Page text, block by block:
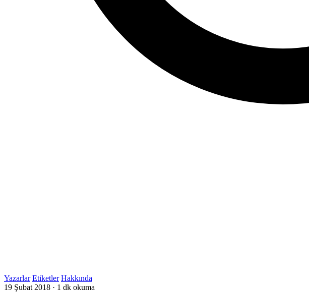
Yazarlar Etiketler Hakkında
19 Şubat 2018 · 1 dk okuma